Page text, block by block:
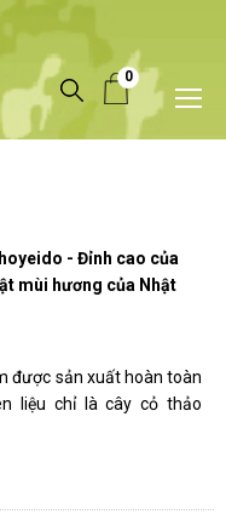
0
- Đỉnh cao của
mùi hương của Nhật
được sản xuất hoàn toàn
liệu chỉ là cây cỏ thảo